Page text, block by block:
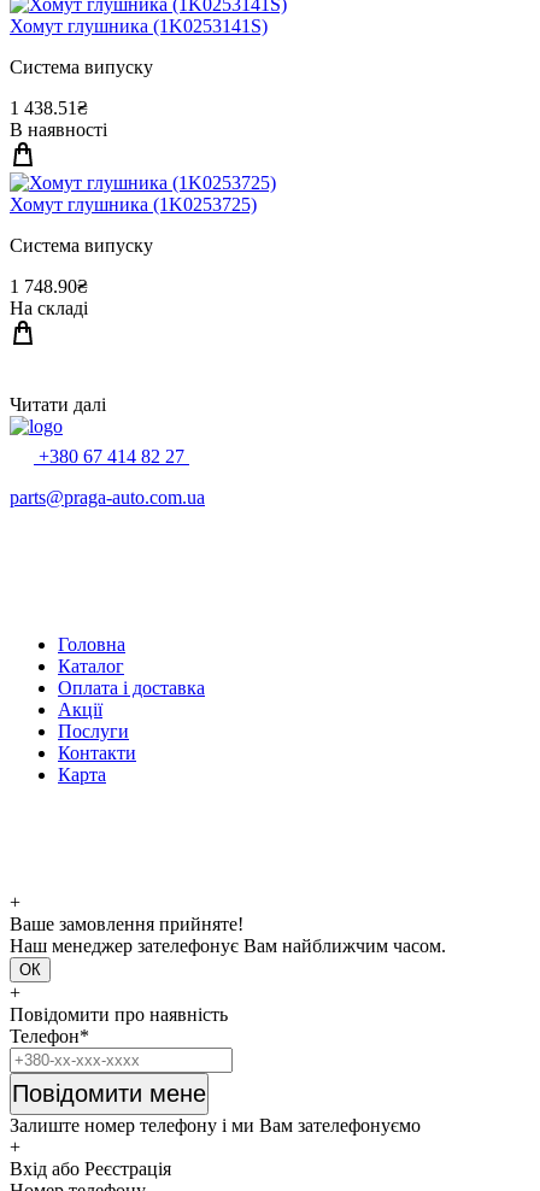
Хомут глушника (1K0253141S)
Система випуску
1 438.51₴
В наявності
Хомут глушника (1K0253725)
Система випуску
1 748.90₴
На складі
Читати далі
+380 67 414 82 27
parts@praga-auto.com.ua
Головна
Каталог
Оплата і доставка
Акції
Послуги
Контакти
Карта
+
Ваше замовлення прийняте!
Наш менеджер зателефонує Вам найближчим часом.
ОК
+
Повідомити про наявність
Телефон*
Повідомити мене
Залиште номер телефону і ми Вам зателефонуємо
+
Вхід або Реєстрація